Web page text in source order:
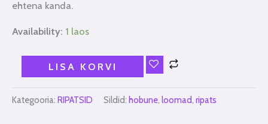
ehtena kanda.
Availability: 1 laos
LISA KORVI
Kategooria: RIPATSID Sildid: hobune, loomad, ripats